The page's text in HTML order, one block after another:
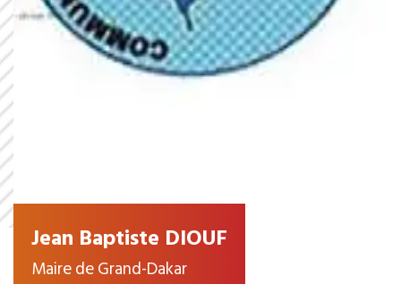
Jean Baptiste DIOUF
Maire de Grand-Dakar